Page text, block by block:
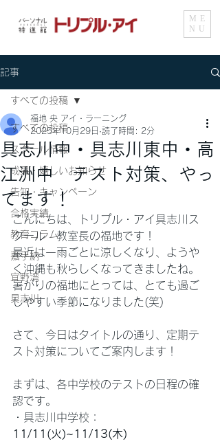
ME
NU
記事
すべての投稿
スクール情報
成果・嬉しいお知らせ
告知・キャンペーン
合格実績
教育コラム
嘉手納
宜野湾
具志川
すべての投稿
具志川中・具志川東中・高
江洲中 テスト対策、やっ
てます！
福地 央 アイ・ラーニング
2025年10月29日 読了時間: 2分
こんにちは、トリプル・アイ具志川ス
クール　教室長の福地です！
最近は一雨ごとに涼しくなり、ようや
く沖縄も秋らしくなってきましたね。
暑がりの福地にとっては、とても過ご
しやすい季節になりました(笑)
さて、今日はタイトルの通り、定期テ
スト対策についてご案内します！
まずは、各中学校のテストの日程の確
認です。
・具志川中学校：
11/11(火)~11/13(木)